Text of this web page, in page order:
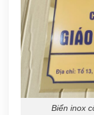
Biển inox